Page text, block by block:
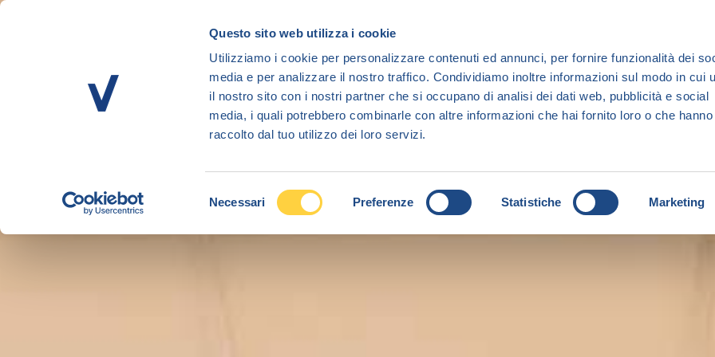
Questo sito web utilizza i cookie
Utilizziamo i cookie per personalizzare contenuti ed annunci, per fornire funzionalità dei
media e per analizzare il nostro traffico. Condividiamo inoltre informazioni sul modo in cui
il nostro sito con i nostri partner che si occupano di analisi dei dati web, pubblicità e social
media, i quali potrebbero combinarle con altre informazioni che hai fornito loro o che hanno
raccolto dal tuo utilizzo dei loro servizi.
Necessari Preferenze Statistiche Marketing
Salta
principale
SPESA ONLINE